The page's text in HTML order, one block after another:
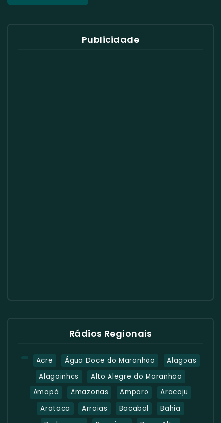
Publicidade
Rádios Regionais
Acre Água Doce do Maranhão
Alagoas
Alagoinhas
Alto Alegre do Maranhão
Amapá
Amazonas Amparo
Aracaju
Arataca
Arraias Bacabal
Bahia